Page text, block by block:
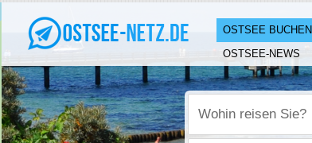
OSTSEE BUCHEN
OSTSEE-NEWS
Wohin reisen Sie?